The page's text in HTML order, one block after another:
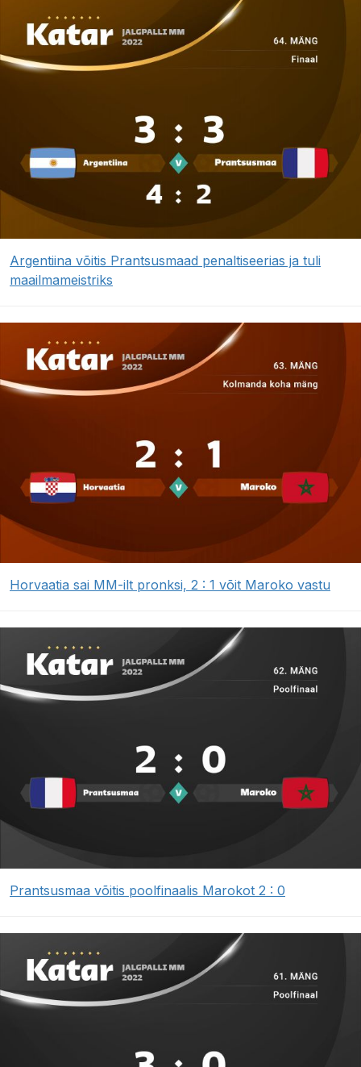
Argentiina võitis Prantsusmaad penaltiseerias ja tuli
maailmameistriks
Horvaatia sai MM-ilt pronksi, 2 : 1 võit Maroko vastu
Prantsusmaa võitis poolfinaalis Marokot 2 : 0